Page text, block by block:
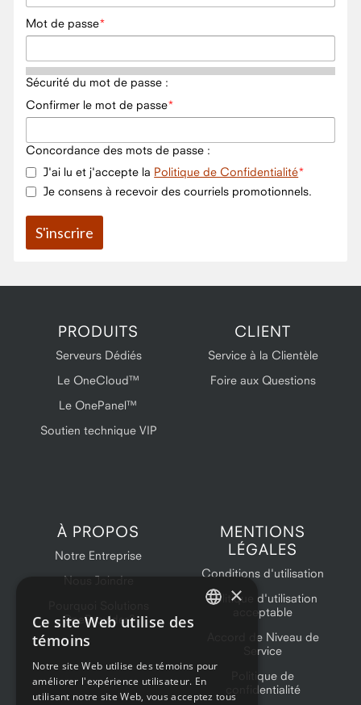
Mot de passe
Sécurité du mot de passe :
Confirmer le mot de passe
Concordance des mots de passe :
J'ai lu et j'accepte la Politique de Confidentialité
Je consens à recevoir des courriels promotionnels.
PRODUITS
Serveurs Dédiés
Le OneCloud™
Le OnePanel™
Soutien technique VIP
CLIENT
Service à la Clientèle
Foire aux Questions
À PROPOS
Notre Entreprise
Nous Joindre
OneProvider?
MENTIONS
LÉGALES
Conditions d'utilisation
Politique d'utilisation
acceptable
Accord de Niveau de
Service
Politique de
confidentialité
×
Ce site Web utilise des
témoins
Notre site Web utilise des témoins pour
améliorer l'expérience utilisateur. En
utilisant notre site Web, vous acceptez tous